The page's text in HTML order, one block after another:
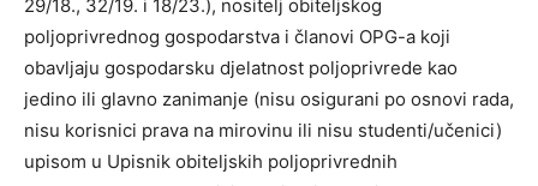
29/18., 32/19. i 18/23.), nositelj obiteljskog
poljoprivrednog gospodarstva i članovi OPG-a koji
obavljaju gospodarsku djelatnost poljoprivrede kao
jedino ili glavno zanimanje (nisu osigurani po osnovi rada,
nisu korisnici prava na mirovinu ili nisu studenti/učenici)
upisom u Upisnik obiteljskih poljoprivrednih